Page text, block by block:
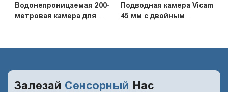
Водонепроницаемая 200-
метровая камера для
и ручной фокусировкой
Подводная камера Vicam
45 мм с двойным
катушкой длиной 8
Залезай Сенсорный Нас